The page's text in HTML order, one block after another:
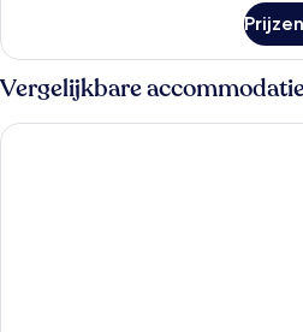
laden
suite,
1
slaapkamer,
niet-
roken
Vergelijkbare
Sheraton Boston, a Marriott Hotel